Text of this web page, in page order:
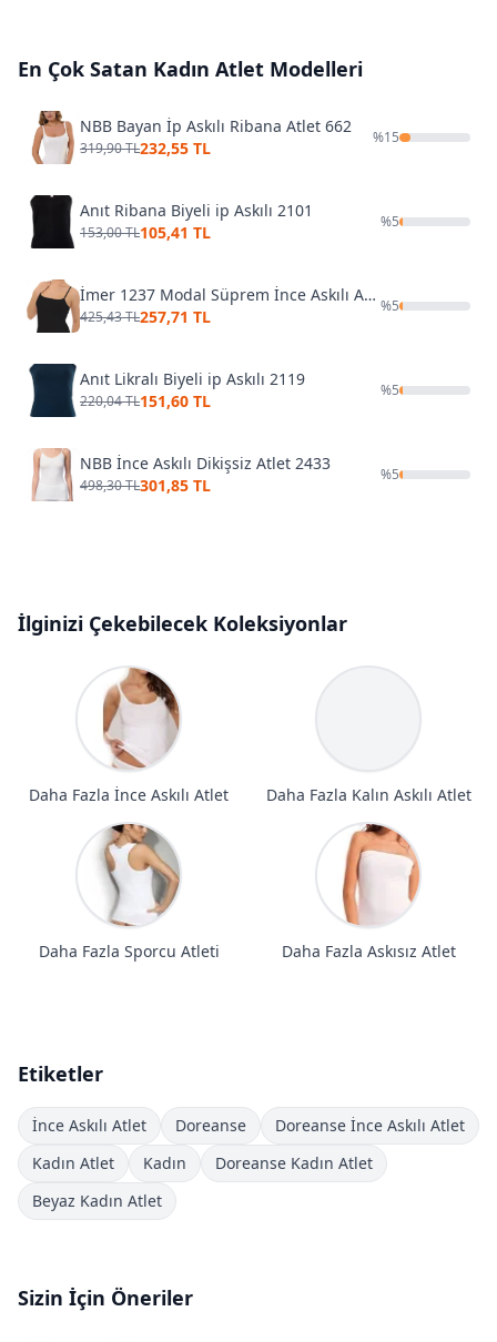
En Çok Satan Kadın Atlet Modelleri
NBB Bayan İp Askılı Ribana Atlet 662
319,90 TL232,55 TL
%15
Anıt Ribana Biyeli ip Askılı 2101
153,00 TL105,41 TL
%5
İmer 1237 Modal Süprem İnce Askılı Atlet
425,43 TL257,71 TL
%5
Anıt Likralı Biyeli ip Askılı 2119
220,04 TL151,60 TL
%5
NBB İnce Askılı Dikişsiz Atlet 2433
498,30 TL301,85 TL
%5
İlginizi Çekebilecek Koleksiyonlar
Daha Fazla İnce Askılı Atlet Daha Fazla Kalın Askılı Atlet
Daha Fazla Sporcu Atleti Daha Fazla Askısız Atlet
Etiketler
İnce Askılı Atlet Doreanse
Doreanse İnce Askılı Atlet
Kadın Atlet
Kadın
Doreanse Kadın Atlet
Beyaz Kadın Atlet
Sizin İçin Öneriler